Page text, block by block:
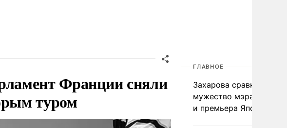
Франции сняли
туром
ГЛАВНОЕ
Захарова сравнила
мужество мэра
и премьера Японии